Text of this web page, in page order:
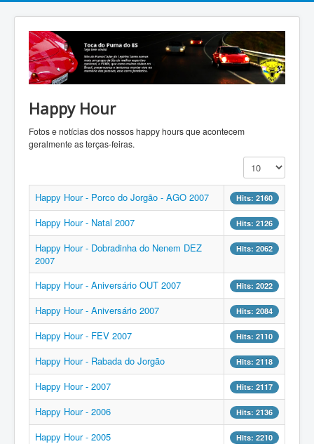
Happy Hour
Fotos e notícias dos nossos happy hours que acontecem
geralmente as terças-feiras.
Display #
Happy Hour - Porco do Jorgão - AGO 2007 Hits: 2160
Happy Hour - Natal 2007 Hits: 2126
Happy Hour - Dobradinha do Nenem DEZ
2007
Hits: 2062
Happy Hour - Aniversário OUT 2007 Hits: 2022
Happy Hour - Aniversário 2007 Hits: 2084
Happy Hour - FEV 2007 Hits: 2110
Happy Hour - Rabada do Jorgão Hits: 2118
Happy Hour - 2007 Hits: 2117
Happy Hour - 2006 Hits: 2136
Happy Hour - 2005 Hits: 2210